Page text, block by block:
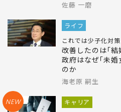
佐藤 一磨
ライフ
これでは少子化対
改善したのは｢
政府はなぜ｢未婚
のか
海老原 嗣生
NEW キャリア